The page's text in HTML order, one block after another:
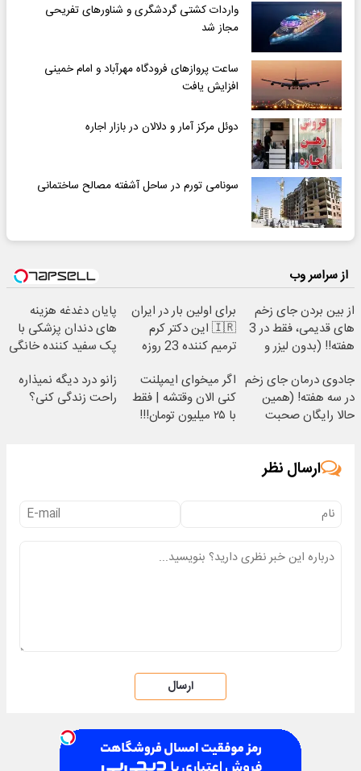
واردات کشتی‌ گردشگری و شناورهای تفریحی
مجاز شد
ساعت پروازهای فرودگاه مهرآباد و امام خمینی
افزایش یافت
دوئل مرکز آمار و دلالان در بازار اجاره
سونامی تورم در ساحل آشفته مصالح ساختمانی
از سراسر وب
از بین بردن جای زخم
های قدیمی، فقط در 3
هفته!! (بدون لیزر و
برای اولین بار در ایران
🇮🇷 این دکتر کرم
ترمیم کننده 23 روزه
پایان دغدغه هزینه
های دندان پزشکی با
پک سفید کننده خانگی
جادوی درمان جای زخم
در سه هفته! (همین
حالا رایگان صحبت
اگر میخوای ایمپلنت
کنی الان وقتشه | فقط
با ۲۵ میلیون تومان!!!
زانو درد دیگه نمیذاره
راحت زندگی کنی؟
ارسال نظر
ارسال